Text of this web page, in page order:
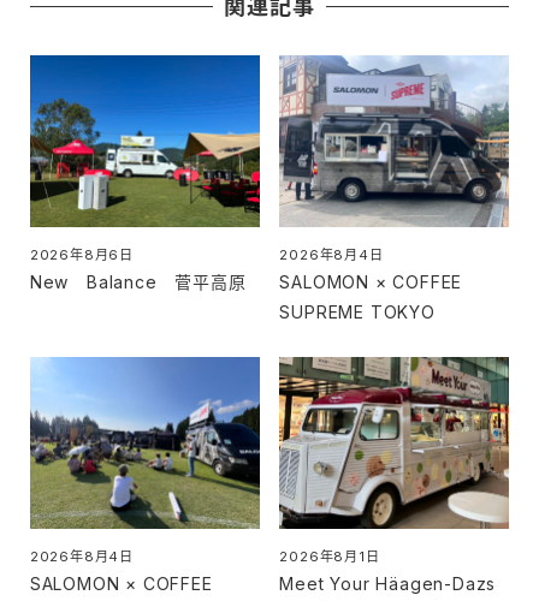
関連記事
New Balance 菅平高原
投稿日
2026年8月6日
SALOMON × COFFEE
SUPREME TOKYO
投稿日
2026年8月4日
SALOMON × COFFEE
投稿日
2026年8月4日
Meet Your Häagen-Dazs
投稿日
2026年8月1日